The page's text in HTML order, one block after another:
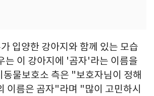
입양한 강아지와 함께 있는 모습
는 이 강아지에 '곰자'라는 이름을
동물보호소 측은 "보호자님이 정해
이름은 곰자"라며 "많이 고민하시